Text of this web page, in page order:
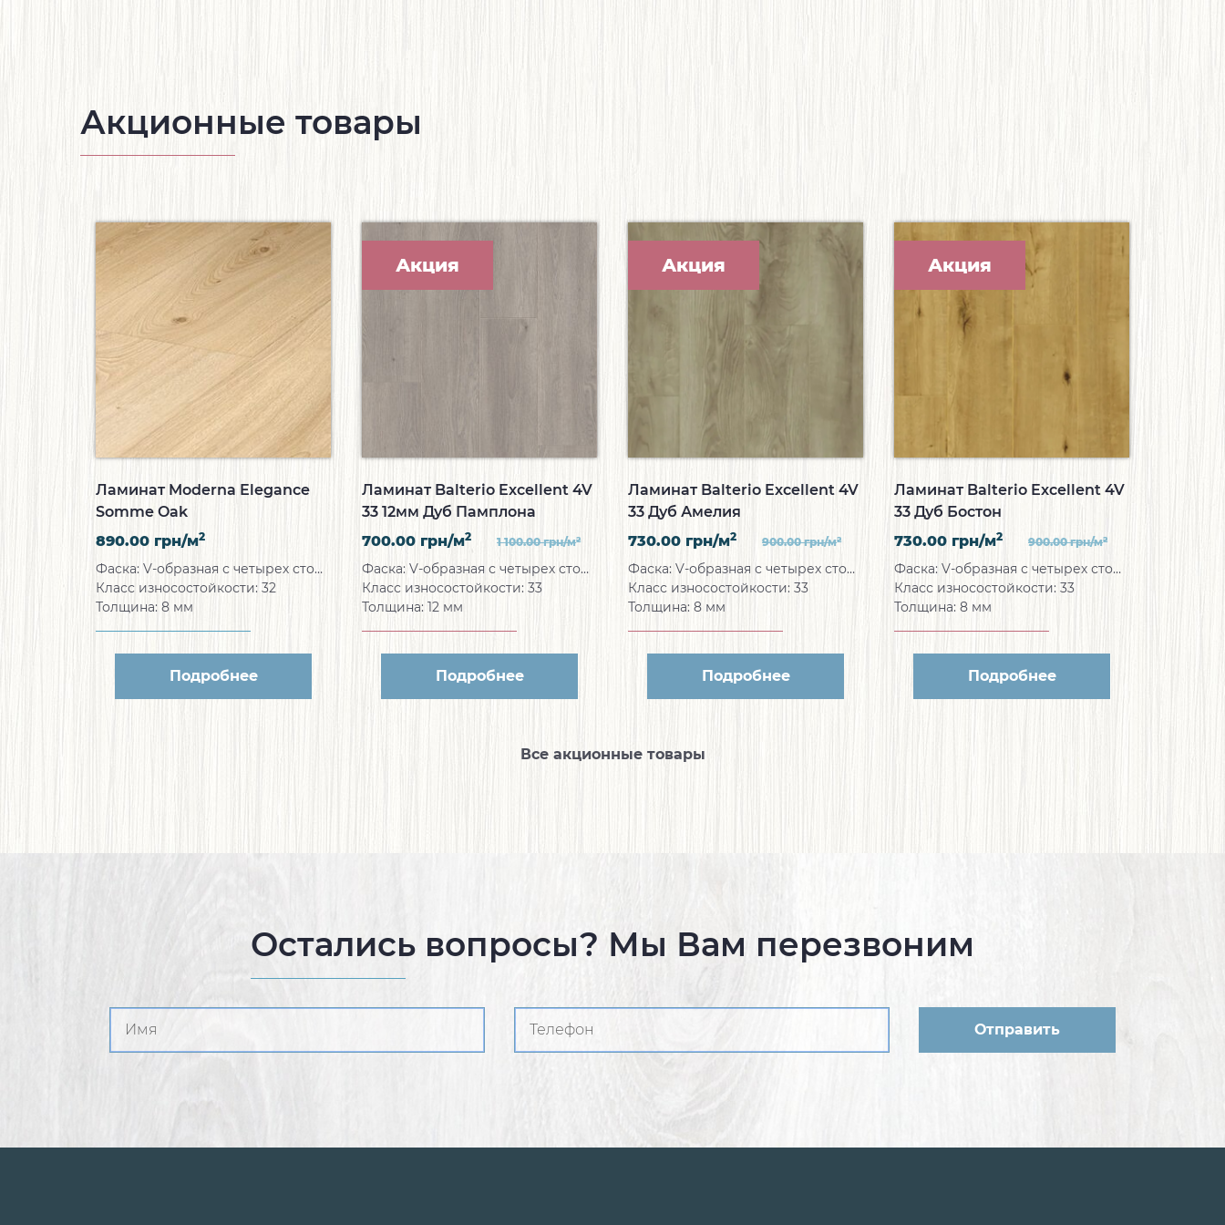
Акционные товары
Ламинат Moderna Elegance
Somme Oak
890.00 грн/м2
Фаска: V-образная с четырех сторон
Класс износостойкости: 32
Толщина: 8 мм
Подробнее
Акция
Ламинат Balterio Excellent 4V
33 12мм Дуб Памплона
700.00 грн/м2 1 100.00грн/м2
Фаска: V-образная с четырех сторон
Класс износостойкости: 33
Толщина: 12 мм
Подробнее
Акция
Ламинат Balterio Excellent 4V
33 Дуб Амелия
730.00 грн/м2 900.00грн/м2
Фаска: V-образная с четырех сторон
Класс износостойкости: 33
Толщина: 8 мм
Подробнее
Акция
Ламинат Balterio Excellent 4V
33 Дуб Бостон
730.00 грн/м2 900.00грн/м2
Фаска: V-образная с четырех сторон
Класс износостойкости: 33
Толщина: 8 мм
Подробнее
Все акционные товары
Остались вопросы? Мы Вам перезвоним